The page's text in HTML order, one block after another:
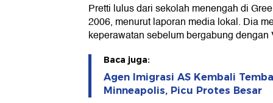
Pretti lulus dari sekolah menengah di
2006, menurut laporan media lokal. Dia
keperawatan sebelum bergabung dengan
Baca juga:
Agen Imigrasi AS Kembali
Minneapolis, Picu Protes Besar